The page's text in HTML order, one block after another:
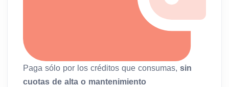
Paga sólo por los créditos que consumas, sin
cuotas de alta o mantenimiento